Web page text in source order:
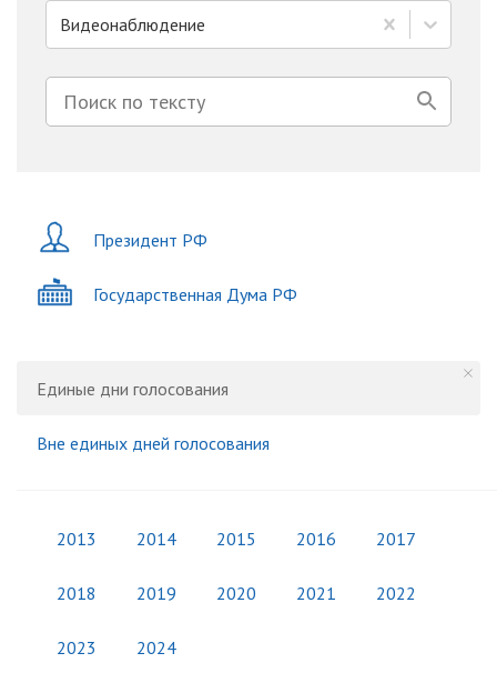
Видеонаблюдение
Президент РФ
Государственная Дума РФ
Единые дни голосования
Вне единых дней голосования
2013 2014 2015 2016 2017
2018 2019 2020 2021 2022
2023 2024